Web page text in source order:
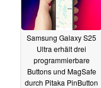
Samsung Galaxy S25
Ultra erhält drei
programmierbare
Buttons und MagSafe
durch Pitaka PinButton